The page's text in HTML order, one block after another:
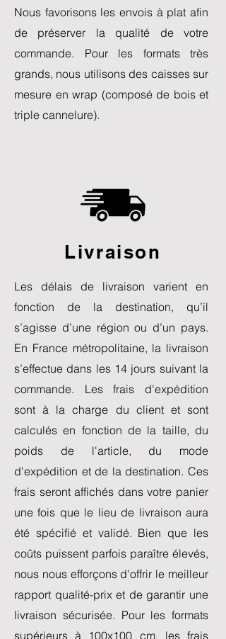
Nous favorisons les envois à plat afin
de préserver la qualité de votre
commande. Pour les formats très
grands, nous utilisons des caisses sur
mesure en wrap (composé de bois et
triple cannelure).
Livraison
Les délais de livraison varient en
fonction de la destination, qu’il
s’agisse d’une région ou d’un pays.
En France métropolitaine, la livraison
s’effectue dans les 14 jours suivant la
commande. Les frais d'expédition
sont à la charge du client et sont
calculés en fonction de la taille, du
poids de l'article, du mode
d'expédition et de la destination. Ces
frais seront affichés dans votre panier
une fois que le lieu de livraison aura
été spécifié et validé. Bien que les
coûts puissent parfois paraître élevés,
nous nous efforçons d'offrir le meilleur
rapport qualité-prix et de garantir une
livraison sécurisée. Pour les formats
supérieurs à 100x100 cm, les frais